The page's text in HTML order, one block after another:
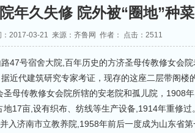
年久失修 院外被“圈地”种
：2017-03-21 来源：齐鲁网 作者： 点击： 2511
47号宿舍大院,百年历史的方济圣母传教修女会院
据近代建筑研究专家考证，现存的这座二层带阁楼
母传教修女会院所辖的安老院和孤儿院，1908
17亩,设有织布、纺线等生产设备,1914年重修过
入济南市立教养院,1958年前后一度成为山东省